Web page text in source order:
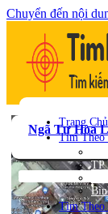
Chuyển đến nội
Trang Chủ
Tìm Theo
TP
Tìm Theo
Ngã Tư Hòa